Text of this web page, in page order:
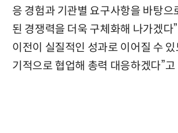
응 경험과 기관별 요구사항을 바탕으
된 경쟁력을 더욱 구체화해 나가겠다
이전이 실질적인 성과로 이어질 수
기적으로 협업해 총력 대응하겠다”고